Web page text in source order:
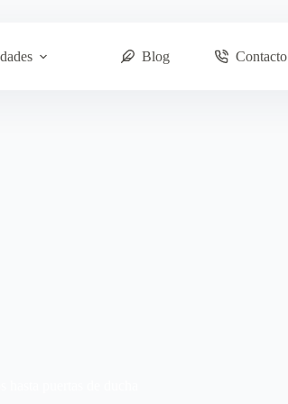
Blog Contacto